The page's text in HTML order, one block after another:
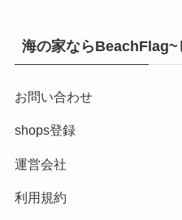
海の家ならBeachFlag~
お問い合わせ
shops登録
運営会社
利用規約